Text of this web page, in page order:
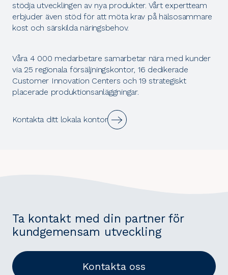
stödja utvecklingen av nya produkter. Vårt expertteam
erbjuder även stöd för att möta krav på hälsosammare
kost och särskilda näringsbehov.
Våra 4 000 medarbetare samarbetar nära med kunder
via 25 regionala försäljningskontor, 16 dedikerade
Customer Innovation Centers och 19 strategiskt
placerade produktionsanläggningar.
Kontakta ditt lokala kontor
Ta kontakt med din partner för
kundgemensam utveckling
Kontakta oss